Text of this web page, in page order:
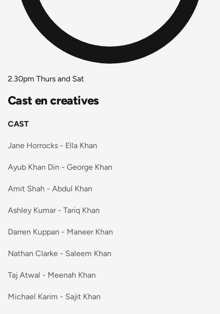
2.30pm Thurs and Sat
Cast en creatives
CAST
Jane Horrocks - Ella Khan
Ayub Khan Din - George Khan
Amit Shah - Abdul Khan
Ashley Kumar - Tariq Khan
Darren Kuppan - Maneer Khan
Nathan Clarke - Saleem Khan
Taj Atwal - Meenah Khan
Michael Karim - Sajit Khan